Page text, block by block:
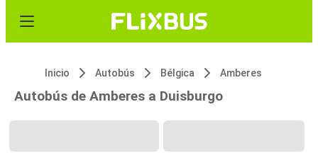
Inicio Autobús Bélgica Amberes
Autobús de Amberes a Duisburgo